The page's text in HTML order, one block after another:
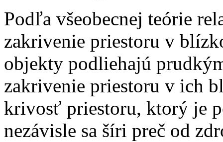
Podľa všeobecnej teórie
zakrivenie priestoru v
objekty podliehajú
zakrivenie priestoru v ich
krivosť priestoru, ktorý je
nezávisle sa šíri preč od